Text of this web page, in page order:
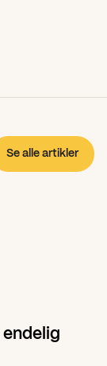
Se alle artikler